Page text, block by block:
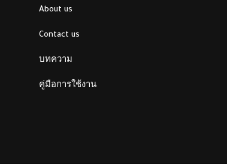
About us
Contact us
บทความ
คู่มือการใช้งาน